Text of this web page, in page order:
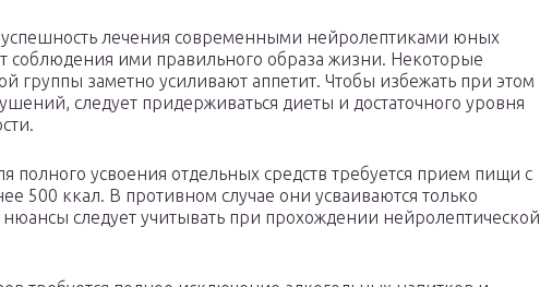
успешность лечения современными нейролептиками юных
соблюдения ими правильного образа жизни. Некоторые
группы заметно усиливают аппетит. Чтобы избежать при этом
следует придерживаться диеты и достаточного уровня
полного усвоения отдельных средств требуется прием пищи с
500 ккал. В противном случае они усваиваются только
следует учитывать при прохождении нейролептической